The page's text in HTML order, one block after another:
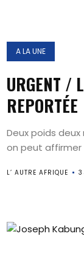
A LA UNE
URGENT /
REPORTÉE
Deux poids deux
on peut affirmer
L’ AUTRE AFRIQUE 3